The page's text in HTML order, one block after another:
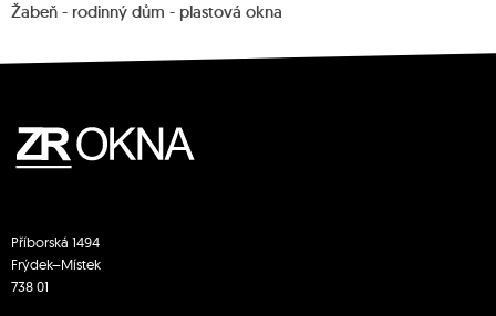
Žabeň - rodinný dům - plastová okna
Příborská 1494
Frýdek–Místek
738 01